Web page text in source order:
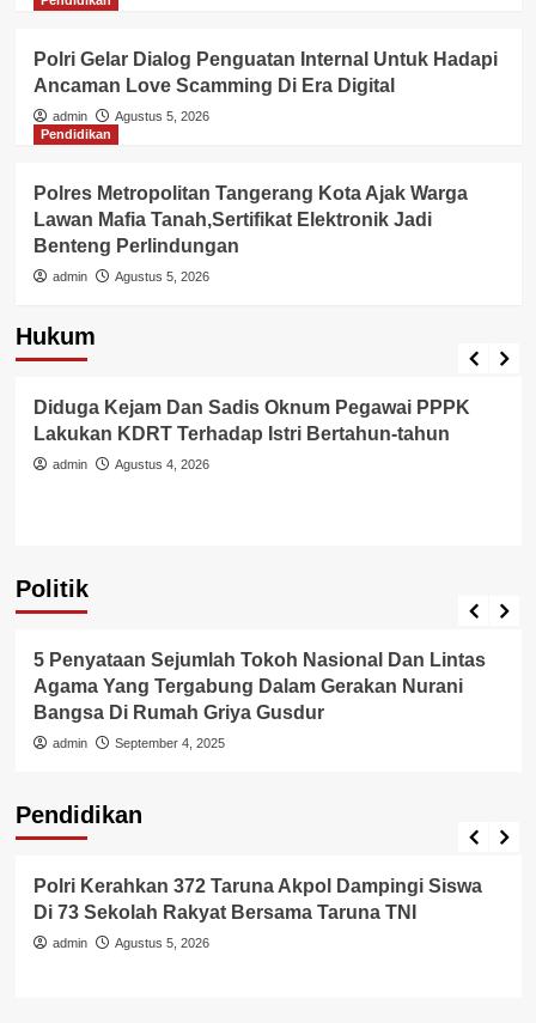
Polri Gelar Dialog Penguatan Internal Untuk Hadapi
Ancaman Love Scamming Di Era Digital
admin
Agustus 5, 2026
Pendidikan
Polres Metropolitan Tangerang Kota Ajak Warga
Lawan Mafia Tanah,Sertifikat Elektronik Jadi
Benteng Perlindungan
admin Agustus 5, 2026
Hukum
Berita Polisi
Diduga Kejam Dan Sadis Oknum Pegawai PPPK
Lakukan KDRT Terhadap Istri Bertahun-tahun
admin Agustus 4, 2026
Politik
Politik
5 Penyataan Sejumlah Tokoh Nasional Dan Lintas
Agama Yang Tergabung Dalam Gerakan Nurani
Bangsa Di Rumah Griya Gusdur
admin September 4, 2025
Pendidikan
Pendidikan
Polri Kerahkan 372 Taruna Akpol Dampingi Siswa
Di 73 Sekolah Rakyat Bersama Taruna TNI
admin Agustus 5, 2026